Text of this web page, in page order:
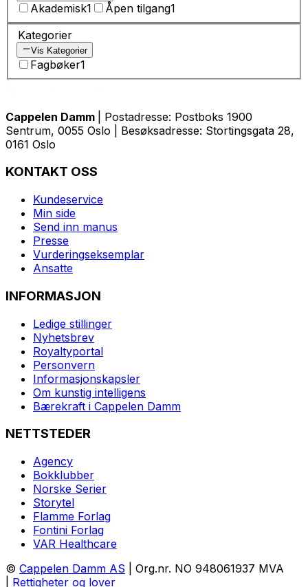
Akademisk1 Åpen tilgang1
Kategorier
Vis Kategorier
Fagbøker1
Cappelen Damm
| Postadresse: Postboks 1900
Sentrum, 0055 Oslo | Besøksadresse: Stortingsgata 28,
0161 Oslo
KONTAKT OSS
Kundeservice
Min side
Send inn manus
Presse
Vurderingseksemplar
Ansatte
INFORMASJON
Ledige stillinger
Nyhetsbrev
Royaltyportal
Personvern
Informasjonskapsler
Om kunstig intelligens
Bærekraft i Cappelen Damm
NETTSTEDER
Agency
Bokklubber
Norske Serier
Storytel
Flamme Forlag
Fontini Forlag
VAR Healthcare
© Cappelen Damm AS | Org.nr. NO 948061937 MVA
Rettigheter og lover